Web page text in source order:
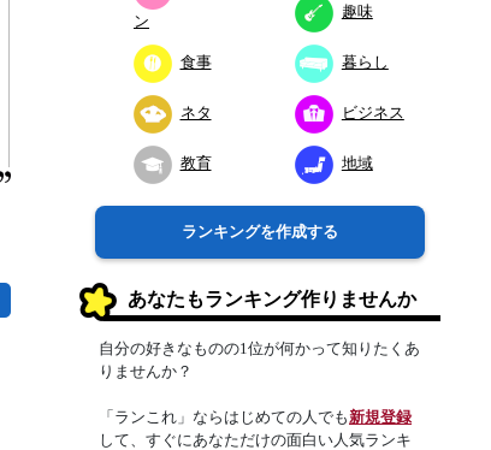
ン
趣味
食事 暮らし
ネタ ビジネス
教育 地域
ランキングを作成する
あなたもランキング作りませんか
自分の好きなものの1位が何かって知りたくあ
りませんか？
「ランこれ」ならはじめての人でも新規登録
して、すぐにあなただけの面白い人気ランキ